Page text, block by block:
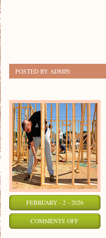
POSTED BY ADMIN
FEBRUARY - 2 - 2026
COMMENTS OFFON